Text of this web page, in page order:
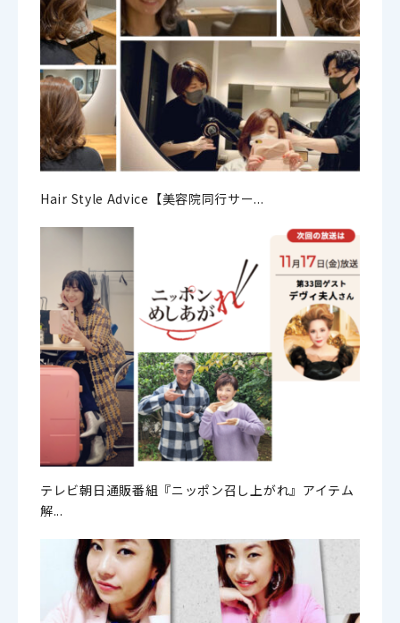
Hair Style Advice【美容院同行サー...
テレビ朝日通販番組『ニッポン召し上がれ』アイテム
解...